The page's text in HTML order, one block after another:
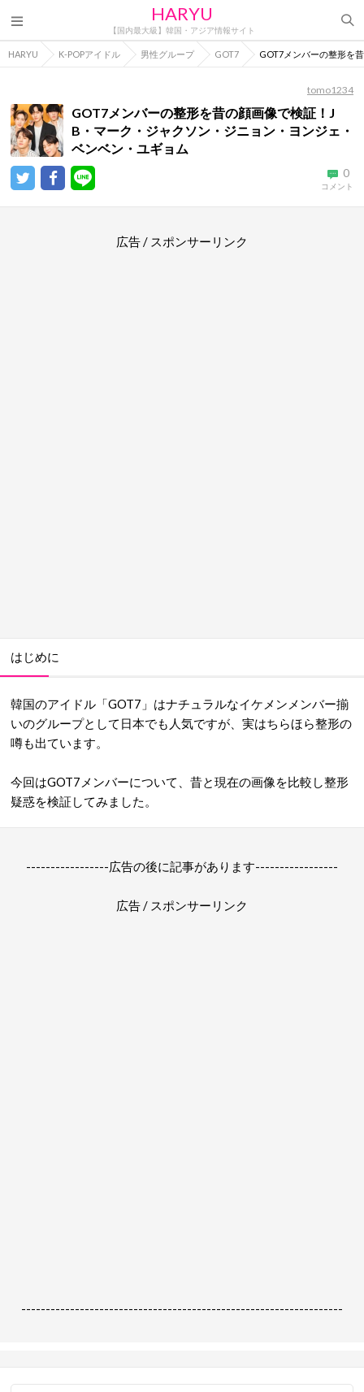
HARYU
【国内最大級】韓国・アジア情報サイト
HARYU K-POPアイドル 男性グループ GOT7 GOT7メンバーの整形を
tomo1234
GOT7メンバーの整形を昔の顔画像で検証！J
B・マーク・ジャクソン・ジニョン・ヨンジェ・
ベンベン・ユギョム
0
コメント
広告 / スポンサーリンク
はじめに
韓国のアイドル「GOT7」はナチュラルなイケメンメンバー揃
いのグループとして日本でも人気ですが、実はちらほら整形の
噂も出ています。
今回はGOT7メンバーについて、昔と現在の画像を比較し整形
疑惑を検証してみました。
-----------------広告の後に記事があります-----------------
広告 / スポンサーリンク
------------------------------------------------------------------